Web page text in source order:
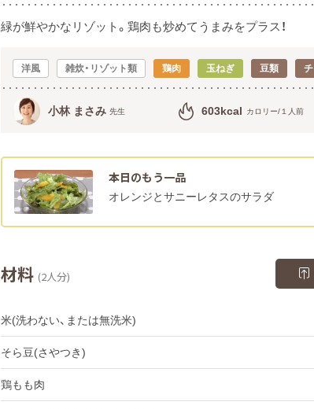
緑が鮮やかなリゾット。鶏肉も炒めてうまみをプラス！
洋風 雑炊・リゾット類 鶏肉 玉ねぎ 豆類
小林 まさみ 先生 603kcal カロリー/１人前
本日のもう一品
オレンジとサニーレタスのサラダ
材料 (2人分)
米(洗わない、または無洗米)
そら豆(さやつき)
鶏もも肉